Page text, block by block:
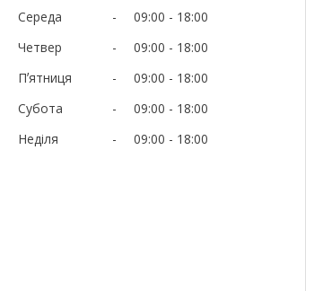
Середа
09:00
18:00
Четвер
09:00
18:00
Пʼятниця
09:00
18:00
Субота
09:00
18:00
Неділя
09:00 18:00